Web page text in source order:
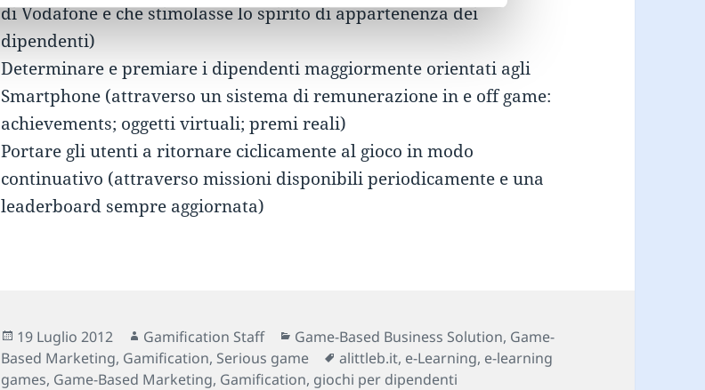
di Vodafone e che stimolasse lo spirito di appartenenza dei
dipendenti)
Determinare e premiare i dipendenti maggiormente orientati agli
Smartphone (attraverso un sistema di remunerazione in e off game:
achievements; oggetti virtuali; premi reali)
Portare gli utenti a ritornare ciclicamente al gioco in modo
continuativo (attraverso missioni disponibili periodicamente e una
leaderboard sempre aggiornata)
Scritto
il
19 Luglio 2012 Autore
Gamification Staff Categorie
Game-Based Business Solution, Game-
Based Marketing, Gamification, Serious game Tag
alittleb.it, e-Learning, e-learning
games, Game-Based Marketing, Gamification, giochi per dipendenti